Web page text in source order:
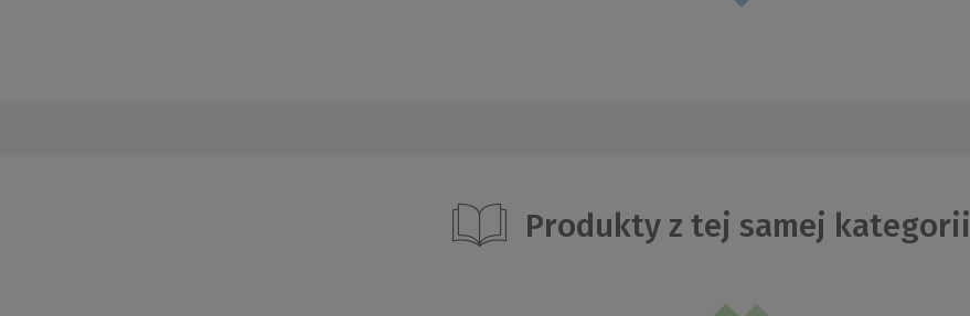
Produkty z tej samej kategorii